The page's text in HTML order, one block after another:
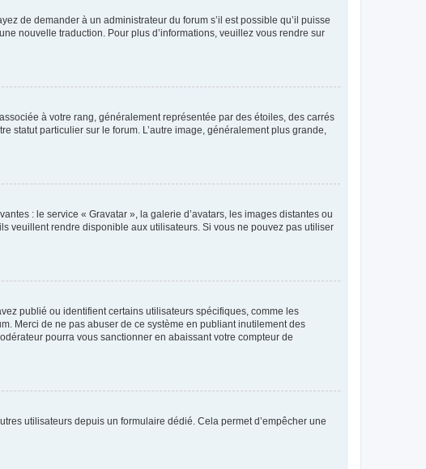
de demander à un administrateur du forum s’il est possible qu’il puisse
nouvelle traduction. Pour plus d’informations, veuillez vous rendre sur
à votre rang, généralement représentée par des étoiles, des carrés
statut particulier sur le forum. L’autre image, généralement plus grande,
: le service « Gravatar », la galerie d’avatars, les images distantes ou
veuillent rendre disponible aux utilisateurs. Si vous ne pouvez pas utiliser
publié ou identifient certains utilisateurs spécifiques, comme les
Merci de ne pas abuser de ce système en publiant inutilement des
pourra vous sanctionner en abaissant votre compteur de
utilisateurs depuis un formulaire dédié. Cela permet d’empêcher une